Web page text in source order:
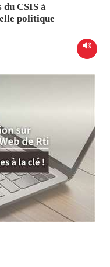
CSIS à
politique